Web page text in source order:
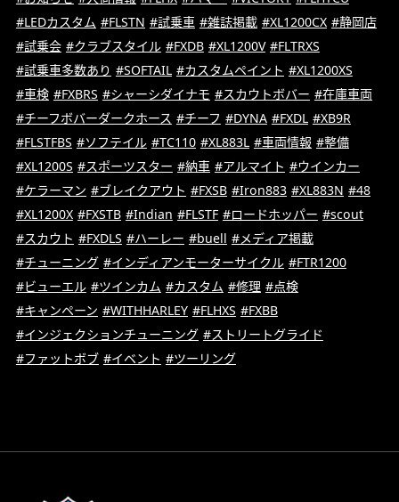
#LEDカスタム #FLSTN #試乗車 #雑誌掲載 #XL1200CX #静岡店
#試乗会 #クラブスタイル #FXDB #XL1200V #FLTRXS
#試乗車多数あり #SOFTAIL #カスタムペイント #XL1200XS
#車検 #FXBRS #シャーシダイナモ #スカウトボバー #在庫車両
#チーフボバーダークホース #チーフ #DYNA #FXDL #XB9R
#FLSTFBS #ソフテイル #TC110 #XL883L #車両情報 #整備
#XL1200S #スポーツスター #納車 #アルマイト #ウインカー
#ケラーマン #ブレイクアウト #FXSB #Iron883 #XL883N #48
#XL1200X #FXSTB #Indian #FLSTF #ロードホッパー #scout
#スカウト #FXDLS #ハーレー #buell #メディア掲載
#チューニング #インディアンモーターサイクル #FTR1200
#ビューエル #ツインカム #カスタム #修理 #点検
#キャンペーン #WITHHARLEY #FLHXS #FXBB
#インジェクションチューニング #ストリートグライド
#ファットボブ #イベント #ツーリング